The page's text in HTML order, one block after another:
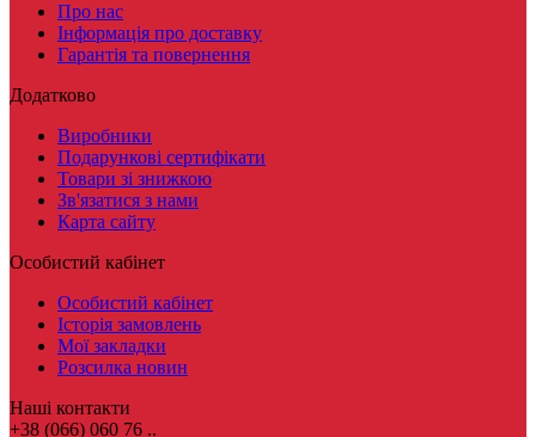
Про нас
Інформація про доставку
Гарантія та повернення
Додатково
Виробники
Подарункові сертифікати
Товари зі знижкою
Зв'язатися з нами
Карта сайту
Особистий кабінет
Особистий кабінет
Історія замовлень
Мої закладки
Розсилка новин
Наші контакти
+38 (066) 060 76 ..